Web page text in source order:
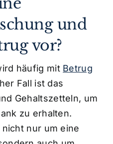
und
vor?
häufig mit Betrug
Fall ist das
Gehaltszetteln, um
zu erhalten.
nur um eine